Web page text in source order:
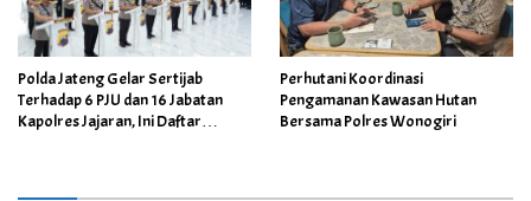
Polda Jateng Gelar Sertijab
Terhadap 6 PJU dan 16 Jabatan
Kapolres Jajaran, Ini Daftar
Perhutani Koordinasi
Pengamanan Kawasan Hutan
Bersama Polres Wonogiri